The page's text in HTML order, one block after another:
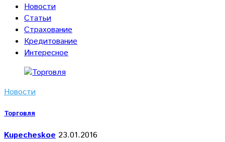
Новости
Статьи
Страхование
Кредитование
Интересное
Новости
Торговля
Kupecheskoe 23.01.2016